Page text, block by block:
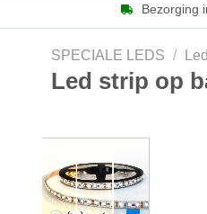
Bezorging
SPECIALE LEDS /
Led strip op